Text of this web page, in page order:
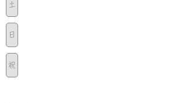
土
日
祝